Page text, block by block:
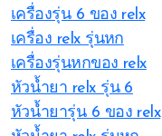
เครื่องรุ่น 6 ของ relx
เครื่อง relx รุ่นหก
เครื่องรุ่นหกของ relx
หัวน้ำยา relx รุ่น 6
หัวน้ำยารุ่น 6 ของ relx